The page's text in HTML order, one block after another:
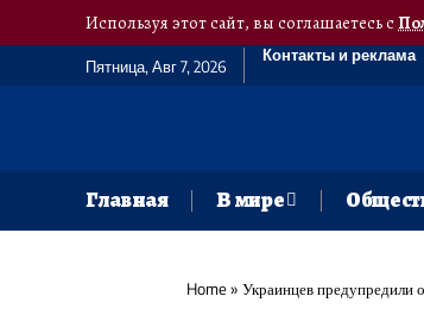
Используя этот сайт, вы соглашаетесь с
Пятница, Авг 7, 2026
Контакты и реклама
Главная В мире
Home» Украинцев предупредили